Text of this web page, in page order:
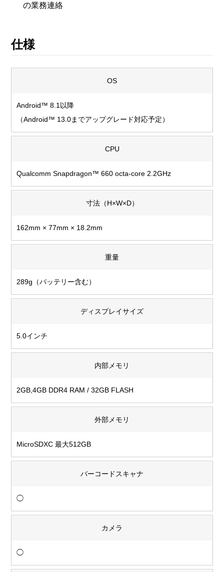
の業務連絡
仕様
OS
Android™ 8.1以降
（Android™ 13.0までアップグレード対応予定）
CPU
Qualcomm Snapdragon™ 660 octa-core 2.2GHz
寸法（H×W×D）
162mm × 77mm × 18.2mm
重量
289g（バッテリー含む）
ディスプレイサイズ
5.0インチ
内部メモリ
2GB,4GB DDR4 RAM / 32GB FLASH
外部メモリ
MicroSDXC 最大512GB
バーコードスキャナ
◯
カメラ
◯